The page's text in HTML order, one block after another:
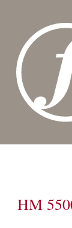
HM